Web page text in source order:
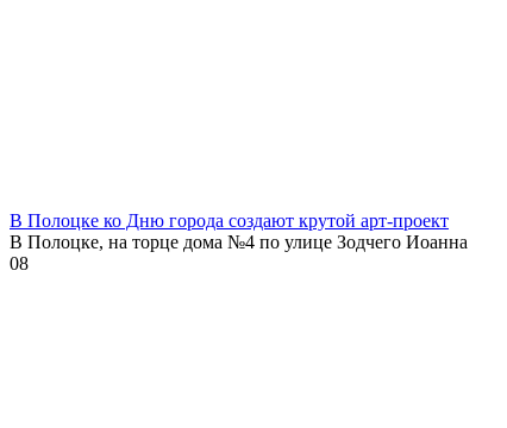
В Полоцке ко Дню города создают крутой арт-проект
В Полоцке, на торце дома №4 по улице Зодчего Иоанна
08